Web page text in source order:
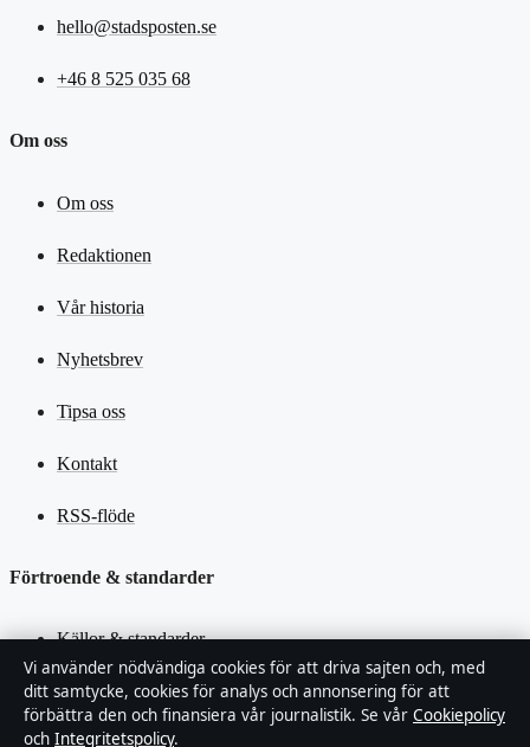
hello@stadsposten.se
+46 8 525 035 68
Om oss
Om oss
Redaktionen
Vår historia
Nyhetsbrev
Tipsa oss
Kontakt
RSS-flöde
Förtroende & standarder
Källor & standarder
Redaktionell policy
Vi använder nödvändiga cookies för att driva sajten och, med
ditt samtycke, cookies för analys och annonsering för att
förbättra den och finansiera vår journalistik. Se vår Cookiepolicy
och Integritetspolicy.